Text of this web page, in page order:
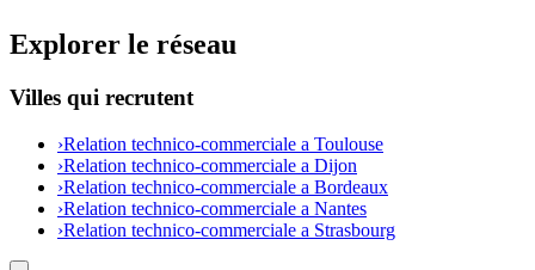
Explorer le réseau
Villes qui recrutent
›Relation technico-commerciale a Toulouse
›Relation technico-commerciale a Dijon
›Relation technico-commerciale a Bordeaux
›Relation technico-commerciale a Nantes
›Relation technico-commerciale a Strasbourg